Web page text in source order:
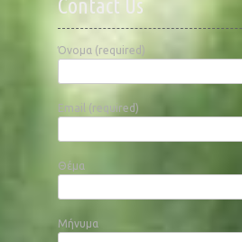
Contact Us
Όνομα (required)
Email (required)
Θέμα
Μήνυμα